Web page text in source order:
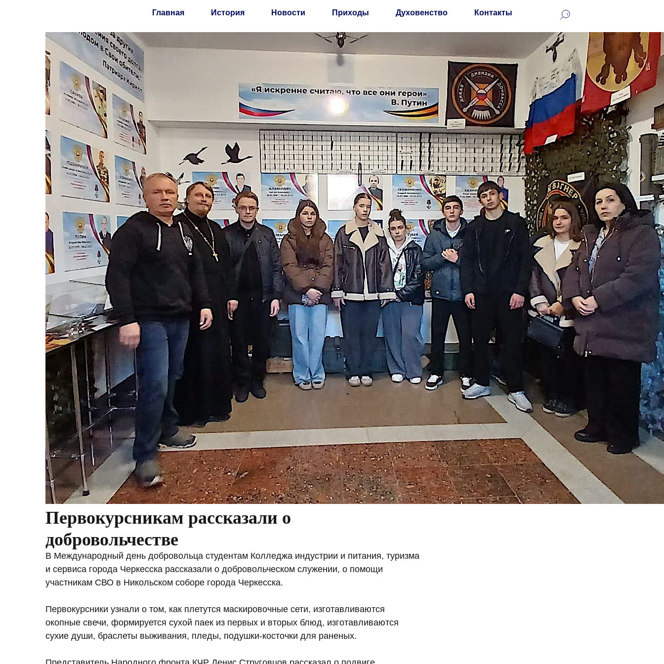
Главная История Новости Приходы Духовенство Контакты
Первокурсникам рассказали о
добровольчестве
В Международный день добровольца студентам Колледжа индустрии и питания, туризма
и сервиса города Черкесска рассказали о добровольческом служении, о помощи
участникам СВО в Никольском соборе города Черкесска.
Первокурсники узнали о том, как плетутся маскировочные сети, изготавливаются
окопные свечи, формируется сухой паек из первых и вторых блюд, изготавливаются
сухие души, браслеты выживания, пледы, подушки-косточки для раненых.